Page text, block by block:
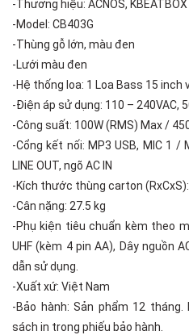
-Thương hiệu: ACNOS, KBEATBOX
-Model: CB403G
-Thùng gỗ lớn, màu đen
-Lưới màu đen
-Hệ thống loa: 1 Loa Bass 15 inch
-Điện áp sử dụng: 110 – 240VAC,
-Công suất: 100W (RMS) Max /
-Cổng kết nối: MP3 USB, MIC 1 /
LINE OUT, ngõ AC IN
-Kích thước thùng carton
-Cân nặng: 27.5 kg
-Phụ kiện tiêu chuẩn kèm theo
UHF (kèm 4 pin AA), Dây nguồn
dẫn sử dụng.
-Xuất xứ: Việt Nam
-Bảo hành: Sản phẩm 12
sách in trong phiếu bảo hành.